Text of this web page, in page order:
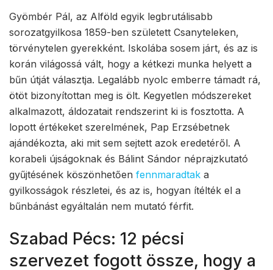
Gyömbér Pál, az Alföld egyik legbrutálisabb
sorozatgyilkosa 1859-ben született Csanyteleken,
törvénytelen gyerekként. Iskolába sosem járt, és az is
korán világossá vált, hogy a kétkezi munka helyett a
bűn útját választja. Legalább nyolc emberre támadt rá,
ötöt bizonyítottan meg is ölt. Kegyetlen módszereket
alkalmazott, áldozatait rendszerint ki is fosztotta. A
lopott értékeket szerelmének, Pap Erzsébetnek
ajándékozta, aki mit sem sejtett azok eredetéről. A
korabeli újságoknak és Bálint Sándor néprajzkutató
gyűjtésének köszönhetően fennmaradtak a
gyilkosságok részletei, és az is, hogyan ítélték el a
bűnbánást egyáltalán nem mutató férfit.
Szabad Pécs: 12 pécsi
szervezet fogott össze, hogy a